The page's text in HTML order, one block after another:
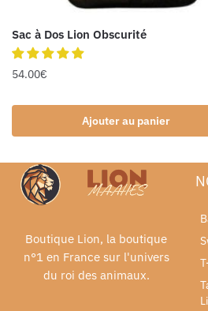
Sac à Dos Lion Obscurité
54.00€
Ajouter au panier
Boutique Lion, la boutique
n°1 en France sur l'univers
du roi des animaux.